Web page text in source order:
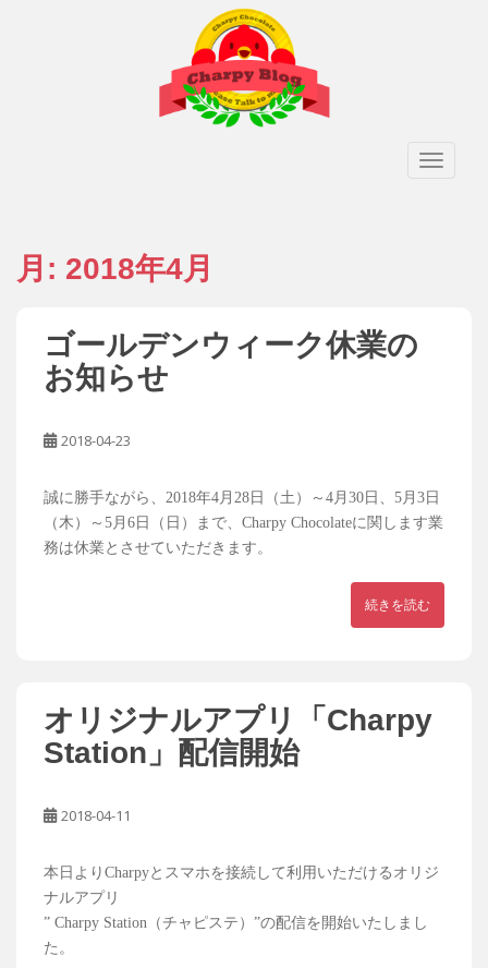
月: 2018年4月
ゴールデンウィーク休業の
お知らせ
2018-04-23
誠に勝手ながら、2018年4月28日（土）～4月30日、5月3日
（木）～5月6日（日）まで、Charpy Chocolateに関します業
務は休業とさせていただきます。
続きを読む
オリジナルアプリ「Charpy
Station」配信開始
2018-04-11
本日よりCharpyとスマホを接続して利用いただけるオリジ
ナルアプリ
” Charpy Station（チャピステ）”の配信を開始いたしまし
た。